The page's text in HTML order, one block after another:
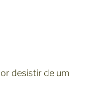
desistir de um